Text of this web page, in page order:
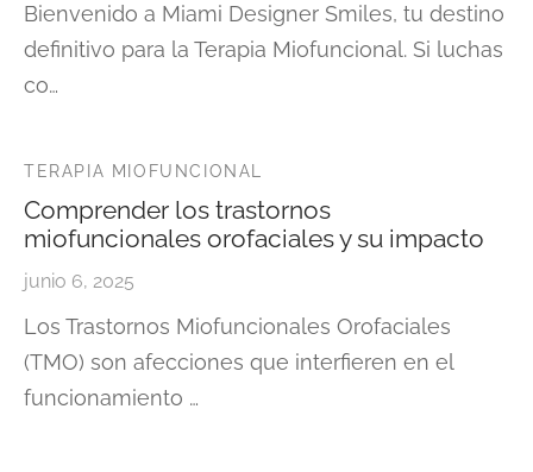
Bienvenido a Miami Designer Smiles, tu destino
definitivo para la Terapia Miofuncional. Si luchas
co…
TERAPIA MIOFUNCIONAL
Comprender los trastornos
miofuncionales orofaciales y su impacto
junio 6, 2025
Los Trastornos Miofuncionales Orofaciales
(TMO) son afecciones que interfieren en el
funcionamiento …